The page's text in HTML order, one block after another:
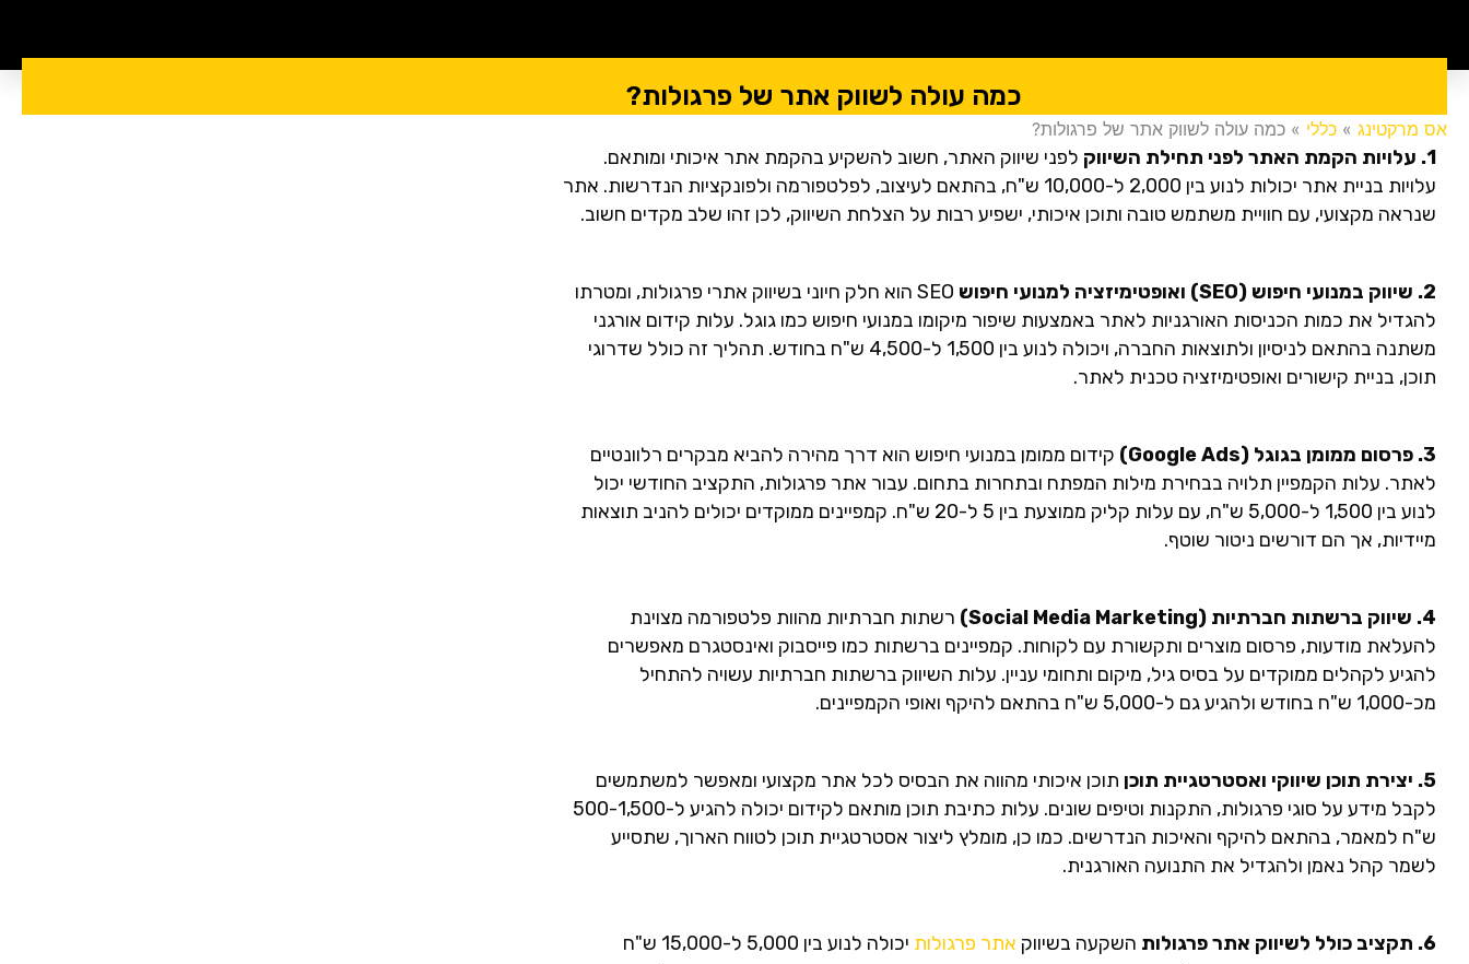
כמה עולה לשווק אתר של פרגולות?
אס מרקטינג » כללי » כמה עולה לשווק אתר של פרגולות?
1. עלויות הקמת האתר לפני תחילת השיווק
לפני שיווק האתר, חשוב להשקיע בהקמת אתר איכותי ומותאם.
עלויות בניית אתר יכולות לנוע בין 2,000 ל-10,000 ש"ח, בהתאם לעיצוב, לפלטפורמה ולפונקציות הנדרשות. אתר
שנראה מקצועי, עם חוויית משתמש טובה ותוכן איכותי, ישפיע רבות על הצלחת השיווק, לכן זהו שלב מקדים חשוב.
2. שיווק במנועי חיפוש (SEO) ואופטימיזציה למנועי חיפוש
SEO הוא חלק חיוני בשיווק אתרי פרגולות, ומטרתו
להגדיל את כמות הכניסות האורגניות לאתר באמצעות שיפור מיקומו במנועי חיפוש כמו גוגל. עלות קידום אורגני
משתנה בהתאם לניסיון ולתוצאות החברה, ויכולה לנוע בין 1,500 ל-4,500 ש"ח בחודש. תהליך זה כולל שדרוגי
תוכן, בניית קישורים ואופטימיזציה טכנית לאתר.
3. פרסום ממומן בגוגל (Google Ads)
קידום ממומן במנועי חיפוש הוא דרך מהירה להביא מבקרים רלוונטיים
לאתר. עלות הקמפיין תלויה בבחירת מילות המפתח ובתחרות בתחום. עבור אתר פרגולות, התקציב החודשי יכול
לנוע בין 1,500 ל-5,000 ש"ח, עם עלות קליק ממוצעת בין 5 ל-20 ש"ח. קמפיינים ממוקדים יכולים להניב תוצאות
מיידיות, אך הם דורשים ניטור שוטף.
4. שיווק ברשתות חברתיות (Social Media Marketing)
רשתות חברתיות מהוות פלטפורמה מצוינת
להעלאת מודעות, פרסום מוצרים ותקשורת עם לקוחות. קמפיינים ברשתות כמו פייסבוק ואינסטגרם מאפשרים
להגיע לקהלים ממוקדים על בסיס גיל, מיקום ותחומי עניין. עלות השיווק ברשתות חברתיות עשויה להתחיל
מכ-1,000 ש"ח בחודש ולהגיע גם ל-5,000 ש"ח בהתאם להיקף ואופי הקמפיינים.
5. יצירת תוכן שיווקי ואסטרטגיית תוכן
תוכן איכותי מהווה את הבסיס לכל אתר מקצועי ומאפשר למשתמשים
לקבל מידע על סוגי פרגולות, התקנות וטיפים שונים. עלות כתיבת תוכן מותאם לקידום יכולה להגיע ל-500-1,500
ש"ח למאמר, בהתאם להיקף והאיכות הנדרשים. כמו כן, מומלץ ליצור אסטרטגיית תוכן לטווח הארוך, שתסייע
לשמר קהל נאמן ולהגדיל את התנועה האורגנית.
6. תקציב כולל לשיווק אתר פרגולות השקעה בשיווק אתר פרגולות
יכולה לנוע בין 5,000 ל-15,000 ש"ח